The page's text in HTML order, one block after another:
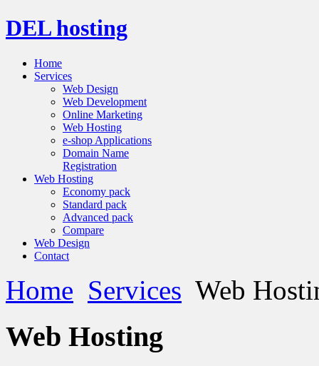
DEL hosting
Home
Services
Web Design
Web Development
Online Marketing
Web Hosting
e-shop Applications
Domain Name
Registration
Web Hosting
Economy pack
Standard pack
Advanced pack
Compare
Web Design
Contact
Home Services Web
Web Hosting